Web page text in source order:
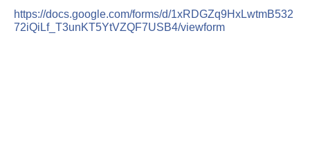
https://docs.google.com/forms/d/1xRDGZq9HxLwtmB532
72iQiLf_T3unKT5YtVZQF7USB4/viewform